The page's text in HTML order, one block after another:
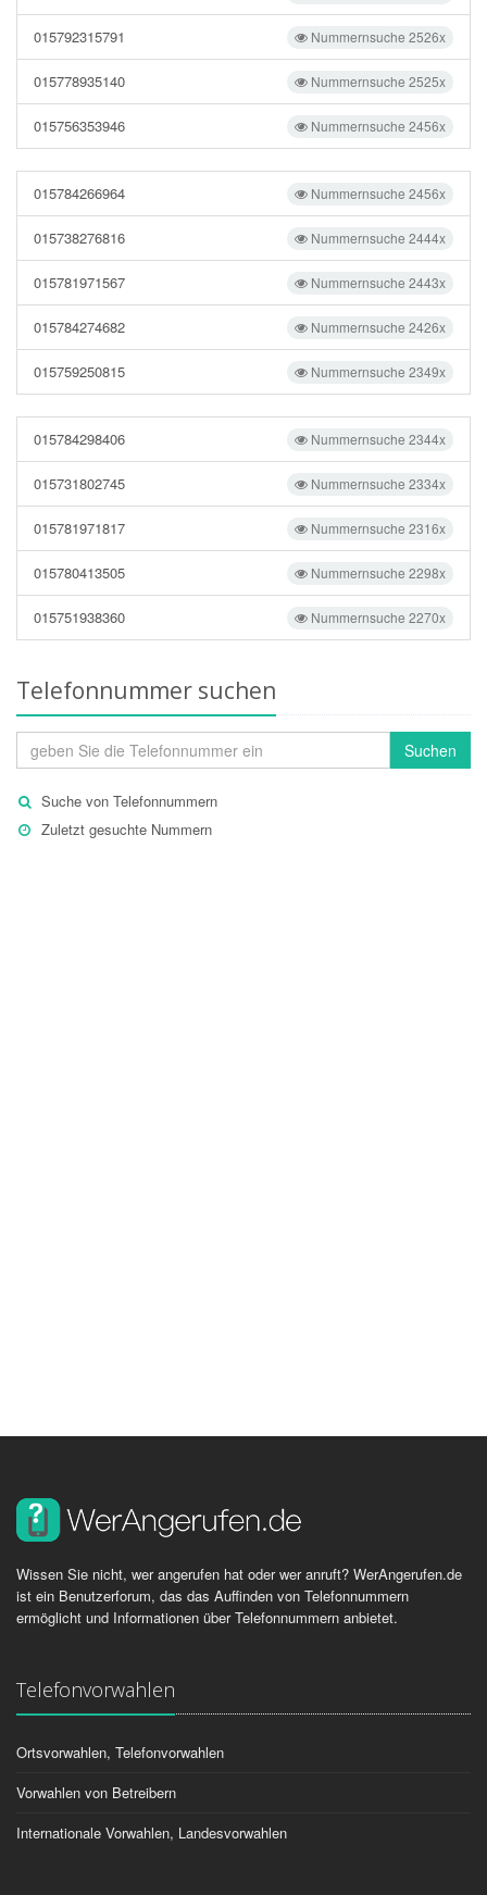
Nummernsuche 2526x
015792315791
Nummernsuche 2525x
015778935140
Nummernsuche 2456x
015756353946
Nummernsuche 2456x
015784266964
Nummernsuche 2444x
015738276816
Nummernsuche 2443x
015781971567
Nummernsuche 2426x
015784274682
Nummernsuche 2349x
015759250815
Nummernsuche 2344x
015784298406
Nummernsuche 2334x
015731802745
Nummernsuche 2316x
015781971817
Nummernsuche 2298x
015780413505
Nummernsuche 2270x
015751938360
Telefonnummer suchen
Suchen
Suche von Telefonnummern
Zuletzt gesuchte Nummern
Wissen Sie nicht, wer angerufen hat oder wer anruft? WerAngerufen.de
ist ein Benutzerforum, das das Auffinden von Telefonnummern
ermöglicht und Informationen über Telefonnummern anbietet.
Telefonvorwahlen
Ortsvorwahlen, Telefonvorwahlen
Vorwahlen von Betreibern
Internationale Vorwahlen, Landesvorwahlen